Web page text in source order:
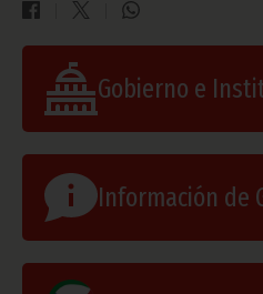
Gobierno e
Información de